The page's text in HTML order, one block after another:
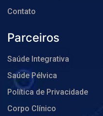
Contato
Parceiros
Saúde Integrativa
Saúde Pélvica
Política de Privacidade
Corpo Clínico